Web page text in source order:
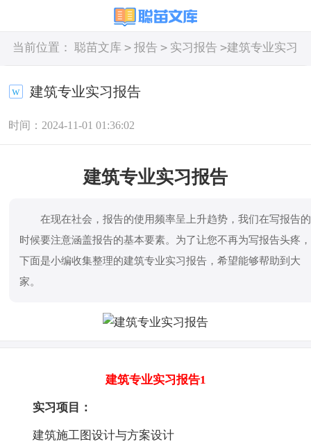
当前位置： 聪苗文库 > 报告 > 实习报告 >建筑专业实习
建筑专业实习报告
时间：2024-11-01 01:36:02
建筑专业实习报告
在现在社会，报告的使用频率呈上升趋势，我们在写报告的
时候要注意涵盖报告的基本要素。为了让您不再为写报告头疼，
下面是小编收集整理的建筑专业实习报告，希望能够帮助到大
家。
建筑专业实习报告1
实习项目：
建筑施工图设计与方案设计